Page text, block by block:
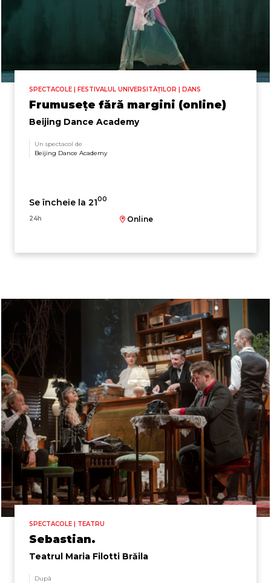
SPECTACOLE | FESTIVALUL UNIVERSITĂȚILOR | DANS
Frumusețe fără margini (online)
Beijing Dance Academy
Un spectacol de
Beijing Dance Academy
Se încheie la 2100
24h Online
SPECTACOLE | TEATRU
Sebastian.
Teatrul Maria Filotti Brăila
După